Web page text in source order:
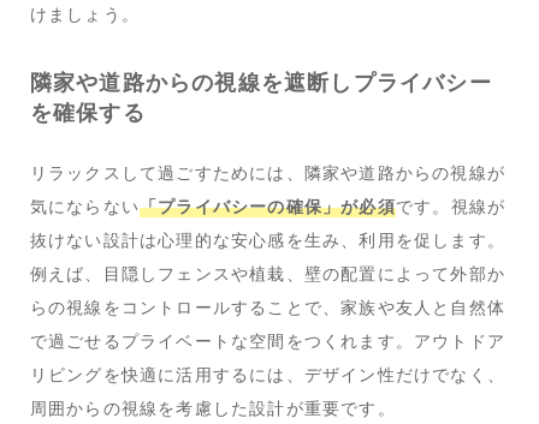
けましょう。
隣家や道路からの視線を遮断しプライバシー
を確保する
リラックスして過ごすためには、隣家や道路からの視線が
気にならない「プライバシーの確保」が必須です。視線が
抜けない設計は心理的な安心感を生み、利用を促します。
例えば、目隠しフェンスや植栽、壁の配置によって外部か
らの視線をコントロールすることで、家族や友人と自然体
で過ごせるプライベートな空間をつくれます。アウトドア
リビングを快適に活用するには、デザイン性だけでなく、
周囲からの視線を考慮した設計が重要です。